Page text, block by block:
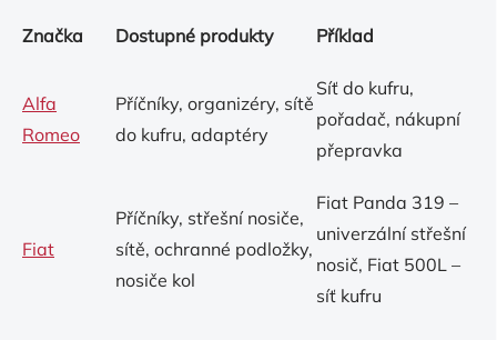
Značka Dostupné produkty Příklad
Alfa
Romeo
Příčníky, organizéry, sítě
do kufru, adaptéry
Síť do kufru,
pořadač, nákupní
přepravka
Fiat
Příčníky, střešní nosiče,
sítě, ochranné podložky,
nosiče kol
Fiat Panda 319 –
univerzální střešní
nosič, Fiat 500L –
síť kufru